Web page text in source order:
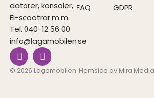
datorer, konsoler,
El-scootrar m.m.
Tel. 040-12 56 00
info@lagamobilen.se
I
n
s
F
a
c
FAQ
GDPR
© 2026 Lagamobilen. Hemsida av Mira Media